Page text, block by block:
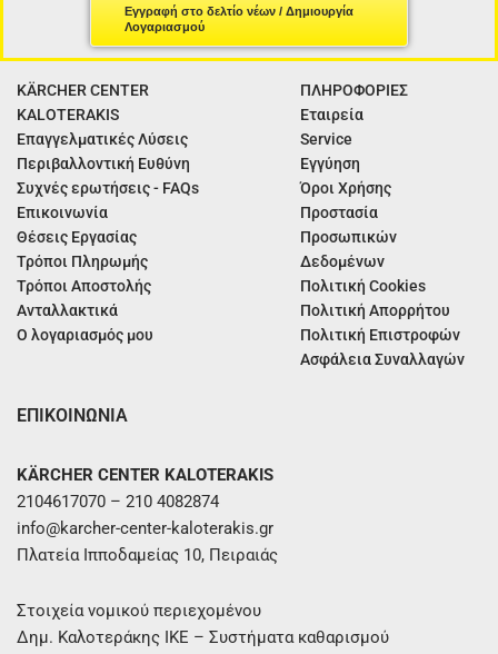
Εγγραφή στο δελτίο νέων / Δημιουργία
Λογαριασμού
KÄRCHER CENTER
KALOTERAKIS
Επαγγελματικές Λύσεις
Περιβαλλοντική Ευθύνη
Συχνές ερωτήσεις - FAQs
Επικοινωνία
Θέσεις Εργασίας
Τρόποι Πληρωμής
Τρόποι Αποστολής
Ανταλλακτικά
Ο λογαριασμός μου
ΠΛΗΡΟΦΟΡΙΕΣ
Εταιρεία
Service
Εγγύηση
Όροι Χρήσης
Προστασία
Προσωπικών
Δεδομένων
Πολιτική Cookies
Πολιτική Απορρήτου
Πολιτική Επιστροφών
Ασφάλεια Συναλλαγών
ΕΠΙΚΟΙΝΩΝΙΑ
KÄRCHER CENTER KALOTERAKIS
2104617070 – 210 4082874
info@karcher-center-kaloterakis.gr
Πλατεία Ιπποδαμείας 10, Πειραιάς
Στοιχεία νομικού περιεχομένου
Δημ. Καλοτεράκης ΙΚΕ – Συστήματα καθαρισμού